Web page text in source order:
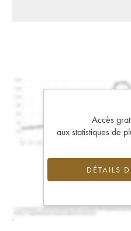
Accès
aux statistiques de
DÉTAILS